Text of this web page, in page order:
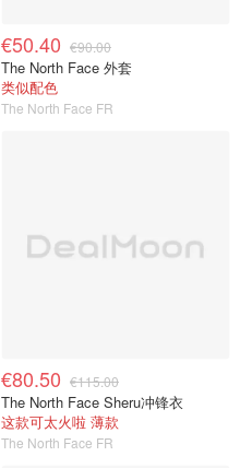
€50.40 €90.00
The North Face 外套
类似配色
The North Face FR
€80.50 €115.00
The North Face Sheru冲锋衣
这款可太火啦 薄款
The North Face FR